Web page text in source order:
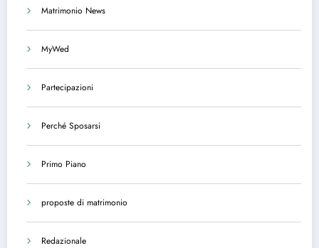
Matrimonio News
MyWed
Partecipazioni
Perché Sposarsi
Primo Piano
proposte di matrimonio
Redazionale